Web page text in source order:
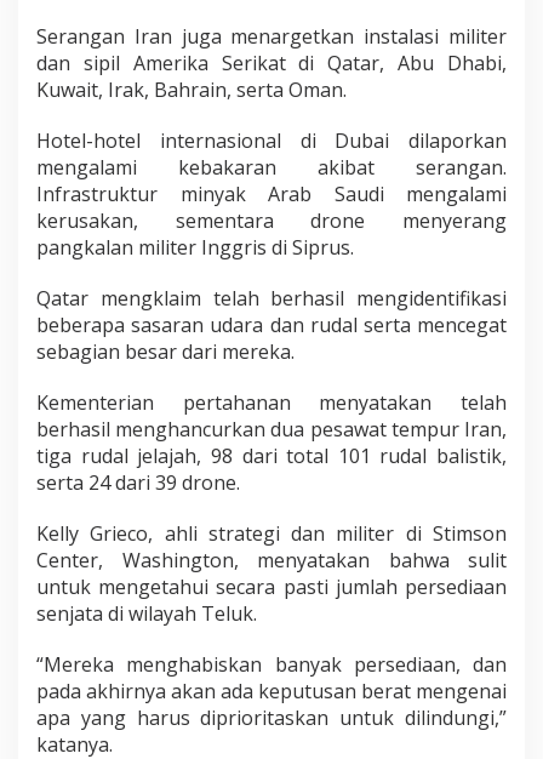
Serangan Iran juga menargetkan instalasi militer
dan sipil Amerika Serikat di Qatar, Abu Dhabi,
Kuwait, Irak, Bahrain, serta Oman.
Hotel-hotel internasional di Dubai dilaporkan
mengalami kebakaran akibat serangan.
Infrastruktur minyak Arab Saudi mengalami
kerusakan, sementara drone menyerang
pangkalan militer Inggris di Siprus.
Qatar mengklaim telah berhasil mengidentifikasi
beberapa sasaran udara dan rudal serta mencegat
sebagian besar dari mereka.
Kementerian pertahanan menyatakan telah
berhasil menghancurkan dua pesawat tempur Iran,
tiga rudal jelajah, 98 dari total 101 rudal balistik,
serta 24 dari 39 drone.
Kelly Grieco, ahli strategi dan militer di Stimson
Center, Washington, menyatakan bahwa sulit
untuk mengetahui secara pasti jumlah persediaan
senjata di wilayah Teluk.
“Mereka menghabiskan banyak persediaan, dan
pada akhirnya akan ada keputusan berat mengenai
apa yang harus diprioritaskan untuk dilindungi,”
katanya.